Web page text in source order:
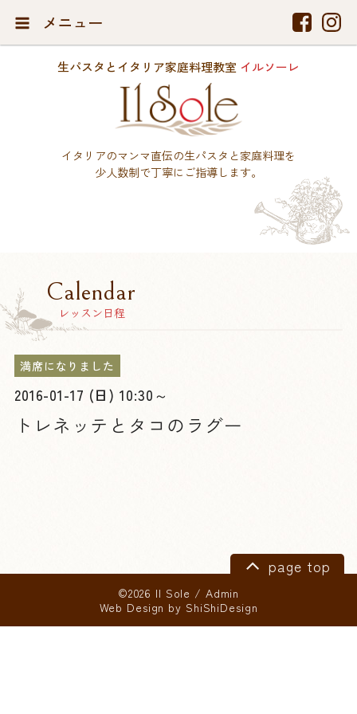
メニュー
生パスタとイタリア家庭料理教室 イルソーレ
イタリアのマンマ直伝の生パスタと家庭料理を
少人数制で丁寧にご指導します。
Calendar
レッスン日程
満席になりました
2016-01-17 (日) 10:30～
トレネッテとタコのラグー
page top
©2026 Il Sole / Admin
Web Design by ShiShiDesign